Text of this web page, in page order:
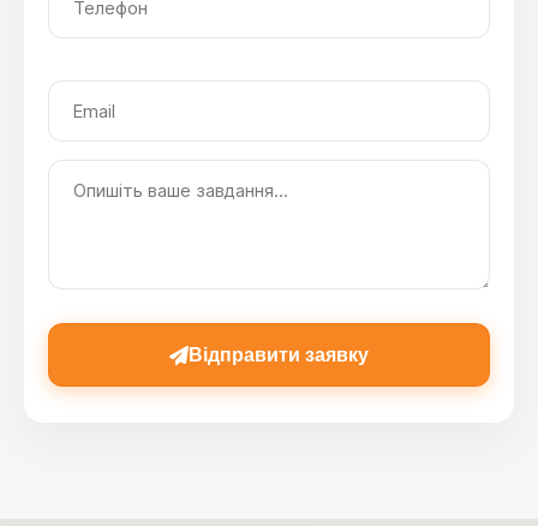
Відправити заявку